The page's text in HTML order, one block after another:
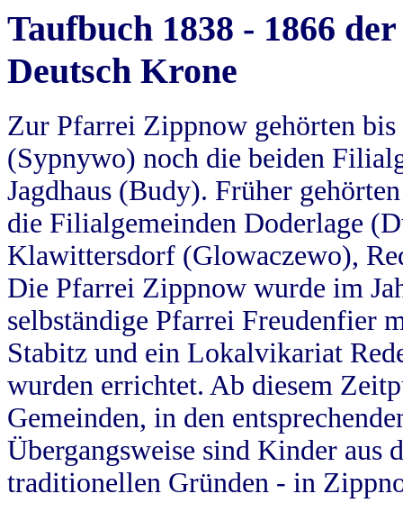
Taufbuch 1838 - 1866
Deutsch Krone
Zur Pfarrei Zippnow gehörten
(Sypnywo) noch die beiden
Jagdhaus (Budy). Früher
die Filialgemeinden Doderlage
Klawittersdorf (Glowaczewo),
Die Pfarrei Zippnow wurde im
selbständige Pfarrei Freudenfier
Stabitz und ein Lokalvikariat
wurden errichtet. Ab diesem
Gemeinden, in den
Übergangsweise sind Kinder aus
traditionellen Gründen - in